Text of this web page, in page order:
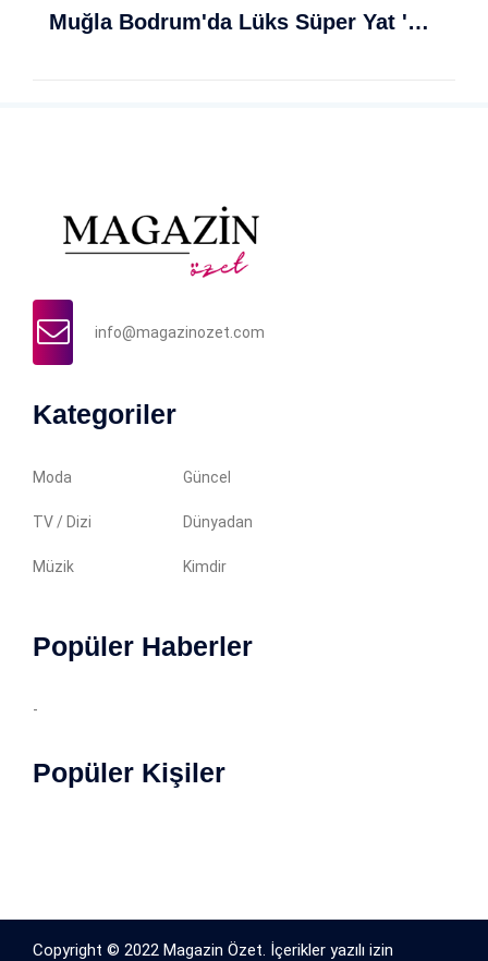
Muğla Bodrum'da Lüks Süper Yat 'Golden Odyssey' Demirledi
info@magazinozet.com
Kategoriler
Moda Güncel
TV / Dizi Dünyadan
Müzik Kimdir
Popüler Haberler
-
Popüler Kişiler
Copyright © 2022 Magazin Özet. İçerikler yazılı izin